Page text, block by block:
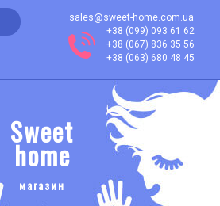
sales@sweet-home.com.ua
+38 (099) 093 61 62
+38 (067) 836 35 56
+38 (063) 680 48 45
Sweet
home
магазин